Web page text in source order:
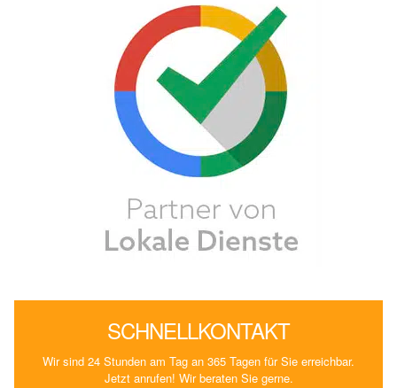
SCHNELLKONTAKT
Wir sind 24 Stunden am Tag an 365 Tagen für Sie erreichbar.
Jetzt anrufen! Wir beraten Sie gerne.